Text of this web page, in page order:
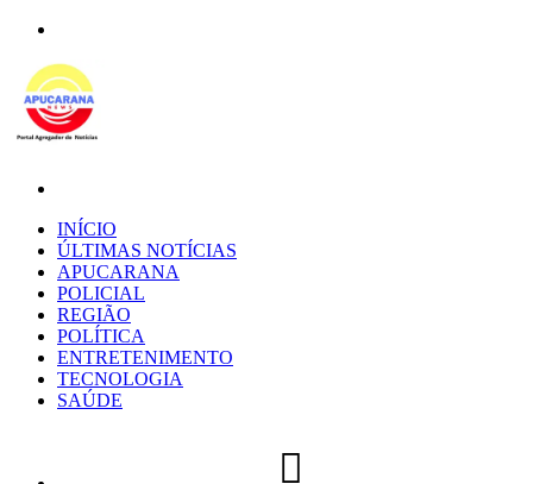
INÍCIO
ÚLTIMAS NOTÍCIAS
APUCARANA
POLICIAL
REGIÃO
POLÍTICA
ENTRETENIMENTO
TECNOLOGIA
SAÚDE